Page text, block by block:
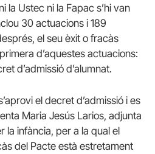
la Ustec ni la Fapac s’hi van
30 actuacions i 189
el seu èxit o fracàs
d’aquestes actuacions:
d’admissió d’alumnat.
el decret d’admissió i es
Maria Jesús Larios, adjunta
la infància, per a la qual el
del Pacte està estretament